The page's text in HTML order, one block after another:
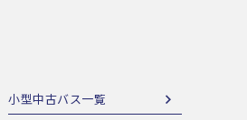
小型中古バス一覧